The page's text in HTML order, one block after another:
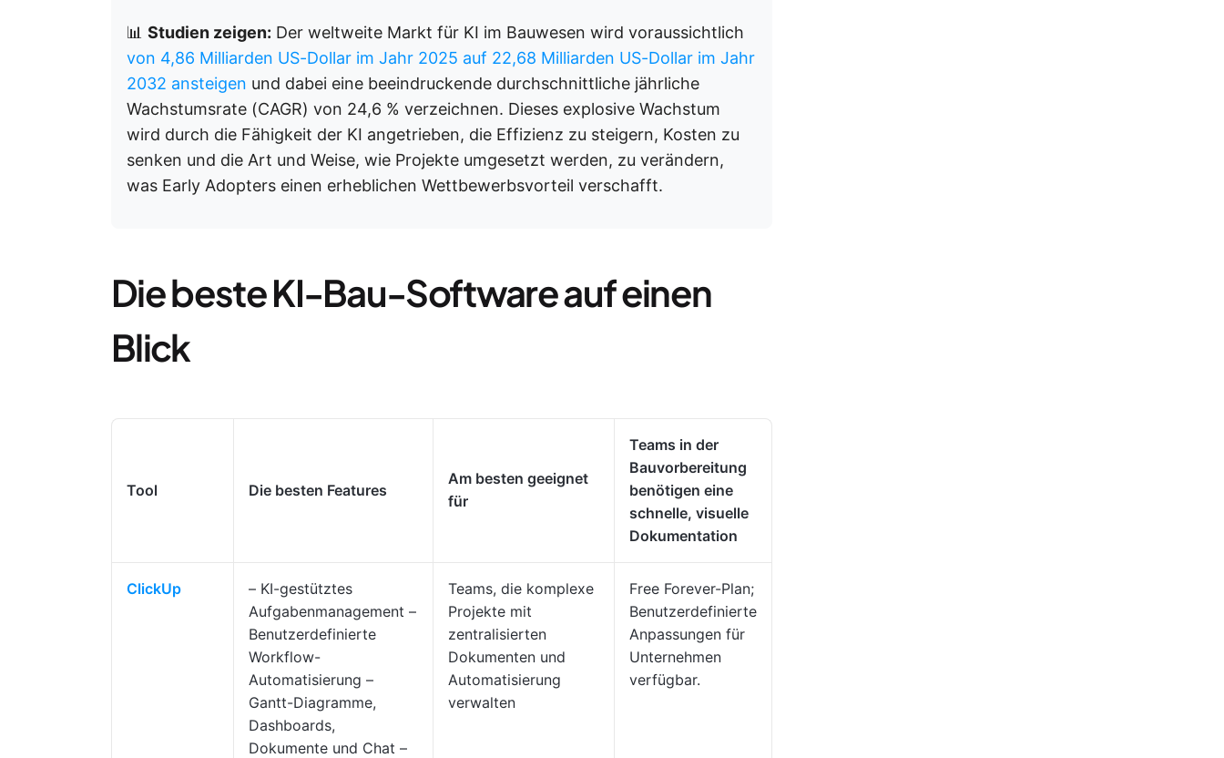
📊 Studien zeigen: Der weltweite Markt für KI im Bauwesen wird voraussichtlich
von 4,86 Milliarden US-Dollar im Jahr 2025 auf 22,68 Milliarden US-Dollar im Jahr
2032 ansteigen und dabei eine beeindruckende durchschnittliche jährliche
Wachstumsrate (CAGR) von 24,6 % verzeichnen. Dieses explosive Wachstum
wird durch die Fähigkeit der KI angetrieben, die Effizienz zu steigern, Kosten zu
senken und die Art und Weise, wie Projekte umgesetzt werden, zu verändern,
was Early Adopters einen erheblichen Wettbewerbsvorteil verschafft.
Die beste KI-Bau-Software auf einen
Blick
Tool Die besten Features
Am besten geeignet
für
Teams in der
Bauvorbereitung
benötigen eine
schnelle, visuelle
Dokumentation
ClickUp
– KI-gestütztes
Aufgabenmanagement –
Benutzerdefinierte
Workflow-
Automatisierung –
Gantt-Diagramme,
Dashboards,
Dokumente und Chat –
Teams, die komplexe
Projekte mit
zentralisierten
Dokumenten und
Automatisierung
verwalten
Free Forever-Plan;
Benutzerdefinierte
Anpassungen für
Unternehmen
verfügbar.